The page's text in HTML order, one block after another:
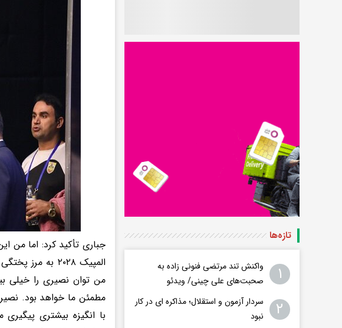
جباری تأکید کرد: اما من
المپیک ۲۰۲۸
مطمئن ما خواهد بود.
با انگیزه بیشتری
تازه‌ها
۱
واکنش تند مرتضی فنونی زاده به
صحبت‌های علی چینی/ ویدئو
۲
سردار آزمون و استقلال؛ مذاکره ای در کار
نبود